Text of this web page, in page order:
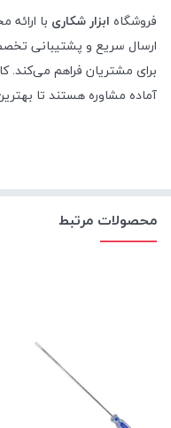
فروشگاه ابزار شکاری با
ارسال سریع و پشتیبانی
برای مشتریان فراهم می‌کند.
آماده مشاوره هستند تا
محصولات مرتبط